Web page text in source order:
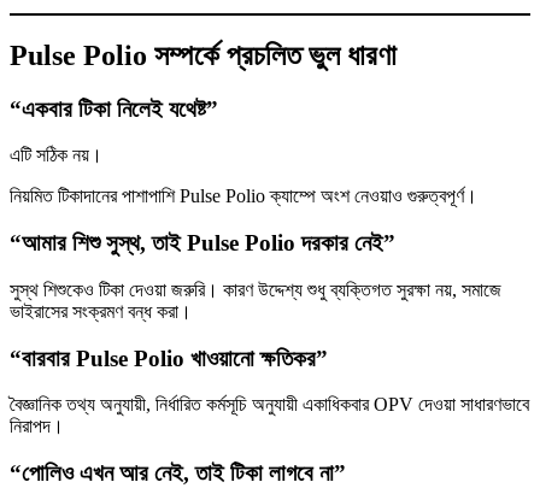
Pulse Polio সম্পর্কে প্রচলিত ভুল ধারণা
“একবার টিকা নিলেই যথেষ্ট”
এটি সঠিক নয়।
নিয়মিত টিকাদানের পাশাপাশি Pulse Polio ক্যাম্পে অংশ নেওয়াও গুরুত্বপূর্ণ।
“আমার শিশু সুস্থ, তাই Pulse Polio দরকার নেই”
সুস্থ শিশুকেও টিকা দেওয়া জরুরি। কারণ উদ্দেশ্য শুধু ব্যক্তিগত সুরক্ষা নয়, সমাজে
ভাইরাসের সংক্রমণ বন্ধ করা।
“বারবার Pulse Polio খাওয়ানো ক্ষতিকর”
বৈজ্ঞানিক তথ্য অনুযায়ী, নির্ধারিত কর্মসূচি অনুযায়ী একাধিকবার OPV দেওয়া সাধারণভাবে
নিরাপদ।
“পোলিও এখন আর নেই, তাই টিকা লাগবে না”